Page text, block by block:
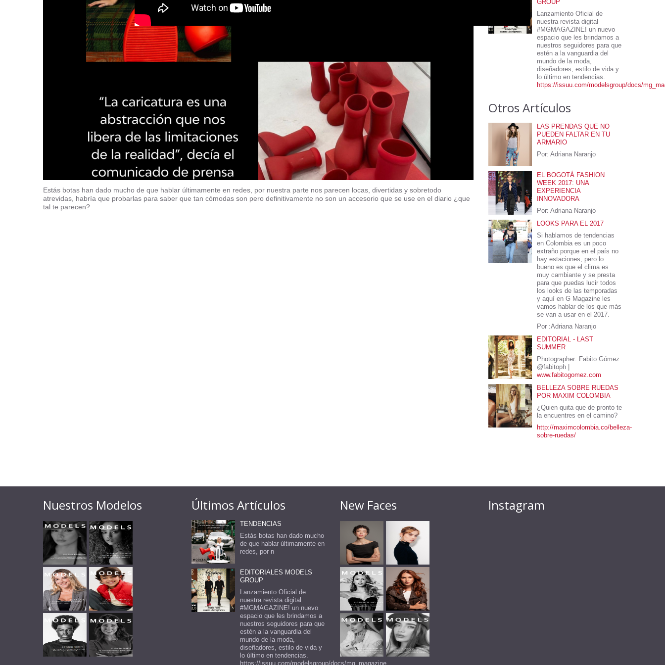
Estás botas han dado mucho de que hablar últimamente en redes, por nuestra parte nos parecen locas, divertidas y sobretodo
atrevidas, habría que probarlas para saber que tan cómodas son pero definitivamente no son un accesorio que se use en el diario ¿que
tal te parecen?
GROUP
Lanzamiento Oficial de
nuestra revista digital
#MGMAGAZINE! un nuevo
espacio que les brindamos a
nuestros seguidores para que
estén a la vanguardia del
mundo de la moda,
diseñadores, estilo de vida y
lo último en tendencias.
https://issuu.com/modelsgroup/docs/
Otros Artículos
LAS PRENDAS QUE NO
PUEDEN FALTAR EN TU
ARMARIO
Por: Adriana Naranjo
EL BOGOTÁ FASHION
WEEK 2017: UNA
EXPERIENCIA
INNOVADORA
Por: Adriana Naranjo
LOOKS PARA EL 2017
Si hablamos de tendencias
en Colombia es un poco
extraño porque en el país no
hay estaciones, pero lo
bueno es que el clima es
muy cambiante y se presta
para que puedas lucir todos
los looks de las temporadas
y aquí en G Magazine les
vamos hablar de los que más
se van a usar en el 2017.
Por :Adriana Naranjo
EDITORIAL - LAST
SUMMER
Photographer: Fabito Gómez
@fabitoph |
www.fabitogomez.com
BELLEZA SOBRE RUEDAS
POR MAXIM COLOMBIA
¿Quien quita que de pronto te
la encuentres en el camino?
http://maximcolombia.co/belleza-
sobre-ruedas/
Nuestros Modelos Últimos Artículos
TENDENCIAS
Estás botas han dado mucho
de que hablar últimamente en
redes, por n
EDITORIALES MODELS
GROUP
Lanzamiento Oficial de
nuestra revista digital
#MGMAGAZINE! un nuevo
espacio que les brindamos a
nuestros seguidores para que
estén a la vanguardia del
mundo de la moda,
diseñadores, estilo de vida y
lo último en tendencias.
https://issuu.com/modelsgroup/docs/mg_magazine
New Faces Instagram